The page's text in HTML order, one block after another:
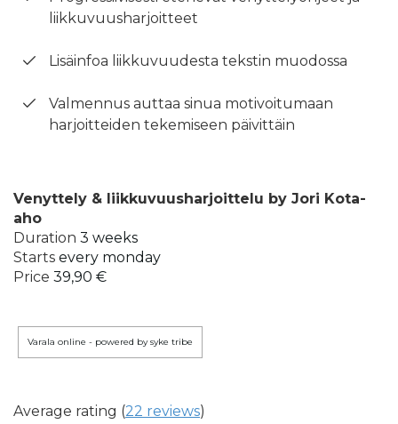
liikkuvuusharjoitteet
Lisäinfoa liikkuvuudesta tekstin muodossa
Valmennus auttaa sinua motivoitumaan
harjoitteiden tekemiseen päivittäin
Venyttely & liikkuvuusharjoittelu by Jori Kota-
aho
Duration 3 weeks
Starts every monday
Price 39,90 €
varala online - powered by syke tribe
Average rating (22 reviews)